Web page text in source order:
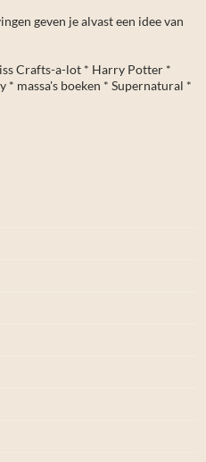
geven je alvast een idee van
Crafts-a-lot * Harry Potter *
massa's boeken * Supernatural *